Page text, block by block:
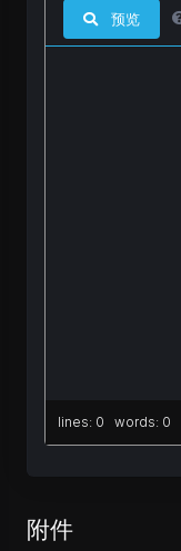
预览
lines: 0 words: 0
附件